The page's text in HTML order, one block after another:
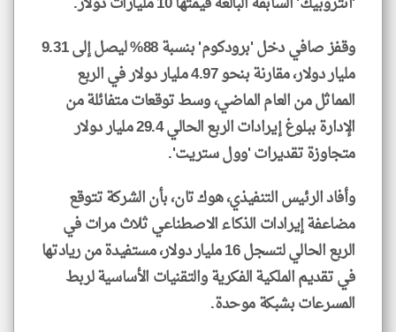
وقفز صافي دخل 'برودكوم' بنسبة 88% ليصل إلى 9.31
مليار دولار، مقارنة بنحو 4.97 مليار دولار في الربع
المماثل من العام الماضي، وسط توقعات متفائلة من
الإدارة ببلوغ إيرادات الربع الحالي 29.4 مليار دولار
متجاوزة تقديرات 'وول ستريت'.
وأفاد الرئيس التنفيذي، هوك تان، بأن الشركة تتوقع
مضاعفة إيرادات الذكاء الاصطناعي ثلاث مرات في
الربع الحالي لتسجل 16 مليار دولار، مستفيدة من ريادتها
في تقديم الملكية الفكرية والتقنيات الأساسية لربط
المسرعات بشبكة موحدة.